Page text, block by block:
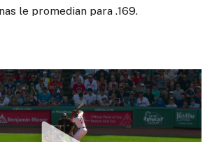
le promedian para .169.